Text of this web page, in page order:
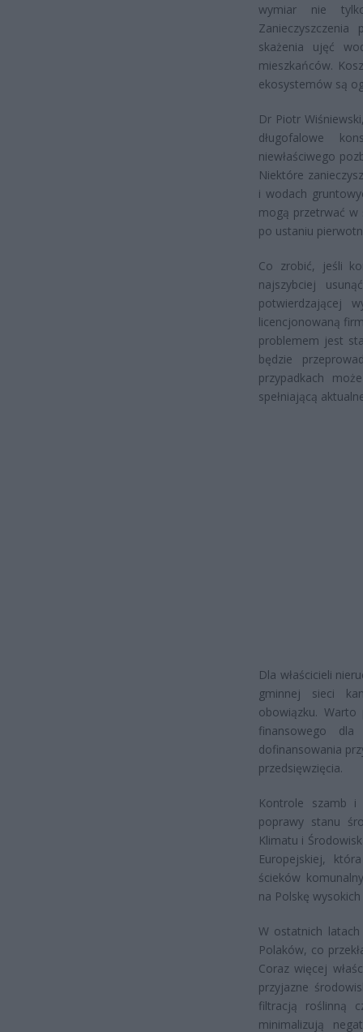
wymiar nie
skażenia ujęć
mieszkańców.
ekosystemów są
Dr Piotr
długofalowe
niewłaściwego
Niektóre
i wodach
mogą przetrwać w
po ustaniu
Co zrobić, jeśli
najszybciej
potwierdzającej
licencjonowaną
problemem jest
będzie
przypadkach
spełniającą
Dla właścicieli
gminnej sieci
obowiązku.
finansowego
dofinansowania
przedsięwzięcia.
Kontrole szamb i
poprawy stanu
Klimatu i
Europejskiej,
ścieków
na Polskę
W ostatnich
Polaków, co
Coraz więcej
przyjazne
filtracją roślinną
minimalizują